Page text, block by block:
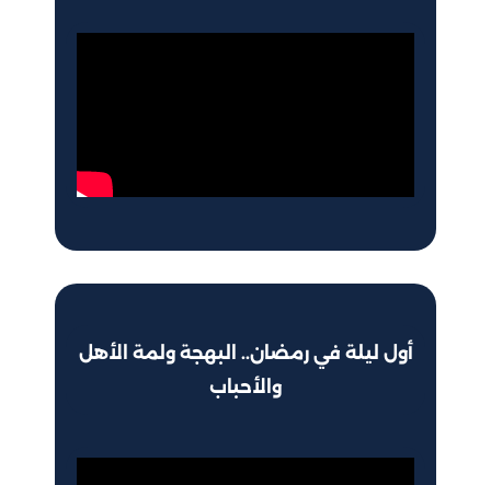
أول ليلة في رمضان.. البهجة ولمة الأهل
والأحباب